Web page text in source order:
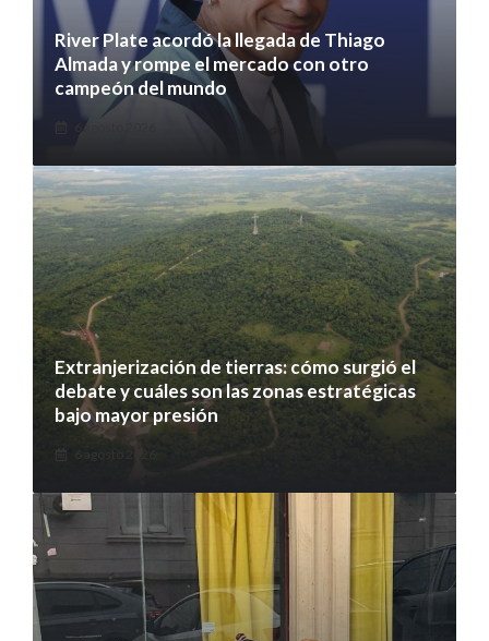
River Plate acordó la llegada de Thiago
Almada y rompe el mercado con otro
campeón del mundo
6 agosto 2026
Extranjerización de tierras: cómo surgió el
debate y cuáles son las zonas estratégicas
bajo mayor presión